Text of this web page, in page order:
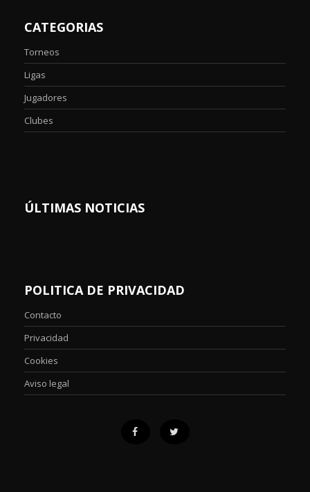
CATEGORIAS
Torneos
Ligas
Jugadores
Clubes
ÚLTIMAS NOTICIAS
POLITICA DE PRIVACIDAD
Contacto
Privacidad
Cookies
Aviso legal